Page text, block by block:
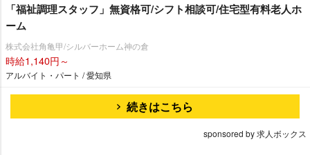
「福祉調理スタッフ」無資格可/シフト相談可/住宅型有料老人ホ
ーム
株式会社角亀甲/シルバーホーム神の倉
時給1,140円～
アルバイト・パート / 愛知県
続きはこちら
sponsored by 求人ボックス